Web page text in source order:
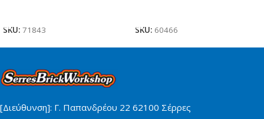
SKU: 71843
SKU: 60466
[Διεύθυνση]: Γ. Παπανδρέου 22 62100 Σέρρες